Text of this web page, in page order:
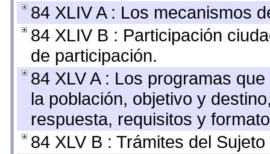
84 XLIV A : Los mecanismos
84 XLIV B : Participación
de participación.
84 XLV A : Los programas
la población, objetivo y
respuesta, requisitos y
84 XLV B : Trámites del